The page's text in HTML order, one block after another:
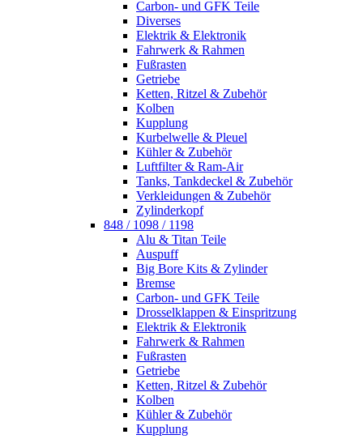
Carbon- und GFK Teile
Diverses
Elektrik & Elektronik
Fahrwerk & Rahmen
Fußrasten
Getriebe
Ketten, Ritzel & Zubehör
Kolben
Kupplung
Kurbelwelle & Pleuel
Kühler & Zubehör
Luftfilter & Ram-Air
Tanks, Tankdeckel & Zubehör
Verkleidungen & Zubehör
Zylinderkopf
848 / 1098 / 1198
Alu & Titan Teile
Auspuff
Big Bore Kits & Zylinder
Bremse
Carbon- und GFK Teile
Drosselklappen & Einspritzung
Elektrik & Elektronik
Fahrwerk & Rahmen
Fußrasten
Getriebe
Ketten, Ritzel & Zubehör
Kolben
Kühler & Zubehör
Kupplung